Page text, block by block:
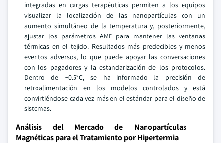
integradas en cargas terapéuticas permiten a los equipos
visualizar la localización de las nanopartículas con un
aumento simultáneo de la temperatura y, posteriormente,
ajustar los parámetros AMF para mantener las ventanas
térmicas en el tejido. Resultados más predecibles y menos
eventos adversos, lo que puede apoyar las conversaciones
con los pagadores y la estandarización de los protocolos.
Dentro de ~0.5°C, se ha informado la precisión de
retroalimentación en los modelos controlados y está
convirtiéndose cada vez más en el estándar para el diseño de
sistemas.
Análisis del Mercado de Nanopartículas
Magnéticas para el Tratamiento por Hipertermia